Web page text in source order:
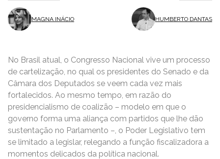
MAGNA INÁCIO HUMBERTO DANTAS
No Brasil atual, o Congresso Nacional vive um processo
de cartelização, no qual os presidentes do Senado e da
Câmara dos Deputados se veem cada vez mais
fortalecidos. Ao mesmo tempo, em razão do
presidencialismo de coalizão – modelo em que o
governo forma uma aliança com partidos que lhe dão
sustentação no Parlamento –, o Poder Legislativo tem
se limitado a legislar, relegando a função fiscalizadora a
momentos delicados da política nacional.